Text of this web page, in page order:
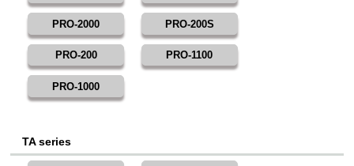
PRO-2000 PRO-200S
PRO-200 PRO-1100
PRO-1000
TA series